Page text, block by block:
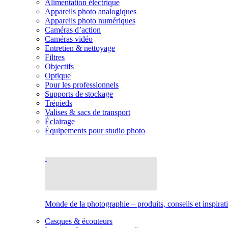
Alimentation électrique
Appareils photo analogiques
Appareils photo numériques
Caméras d’action
Caméras vidéo
Entretien & nettoyage
Filtres
Objectifs
Optique
Pour les professionnels
Supports de stockage
Trépieds
Valises & sacs de transport
Éclairage
Équipements pour studio photo
Monde de la photographie – produits, conseils et
Casques & écouteurs